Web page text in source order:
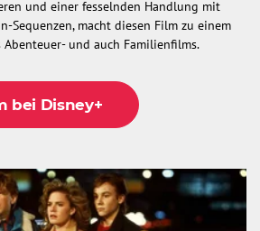
und einer fesselnden Handlung mit
Sequenzen, macht diesen Film zu einem
und auch Familienfilms.
bei Disney+